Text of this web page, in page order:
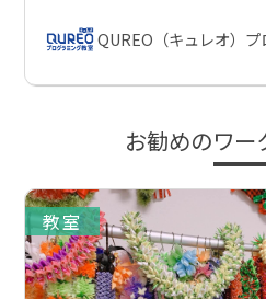
QUREO（キュレオ）
お勧めのワー
教室